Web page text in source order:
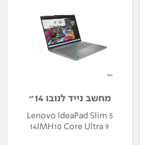
מחשב נייד לנובו 14"
Lenovo IdeaPad Slim 5
14IMH10 Core Ultra 9